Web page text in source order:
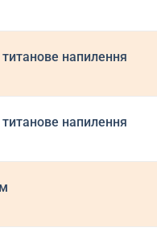
напилення
напилення